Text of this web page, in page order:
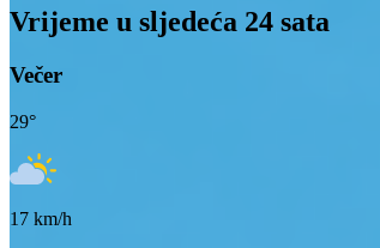
Vrijeme u sljedeća 24 sata
Večer
29°
17 km/h